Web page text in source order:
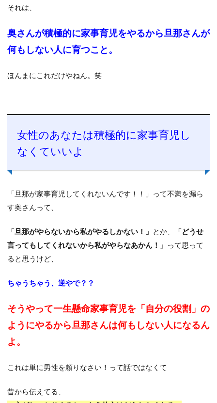
それは、
奥さんが積極的に家事育児をやるから旦那さんが
何もしない人に育つこと。
ほんまにこれだけやねん。笑
女性のあなたは積極的に家事育児し
なくていいよ
「旦那が家事育児してくれないんです！！」って不満を漏ら
す奥さんって、
「旦那がやらないから私がやるしかない！」 とか、
「どうせ
言ってもしてくれないから私がやらなあかん！」 って思って
ると思うけど、
ちゃうちゃう、逆やで？？
そうやって一生懸命家事育児を「自分の役割」の
ようにやるから旦那さんは何もしない人になるん
よ。
これは単に男性を頼りなさい！って話ではなくて
昔から伝えてる、